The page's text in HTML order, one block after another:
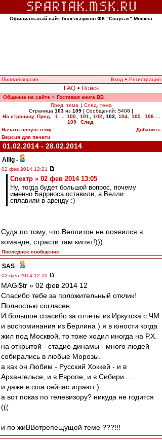
Официальный сайт болельщиков ФК "Спартак" Москва
Полная версия Вход • Регистрация
FAQ • Поиск
Общение на сайте » Гостевая книга ВВ
Пред. тема | След. тема
Страница 103 из 109 [ Сообщений: 5408 ]
На страницу Пред. 1 100 101 102 103, 104 105 106
109
След.
Начать новую тему
Добавить
Версия для печати
01.02.2014 - 28.02.2014
Allig -
02 фев 2014 12:21
Спектр » 02 фев 2014 13:05
Ну, тогда будет большой вопрос, почему
именно Барриоса оставили, а Велли
сплавили в аренду :)
Судя по тому, что Веллитон не появился в
команде, страсти там кипят!)))
Последнее сообщение
SAS -
02 фев 2014 12:20
MAGi$tr » 02 фев 2014 12
Спасибо тебе за положительный отклик!
Полностью согласен.
И большое спасибо за отчёты из Иркутска с ЧМ
и воспоминания из Берлина ) я в юности когда
жил под Москвой, то тоже ходил иногда на Р.Х.
на открытой - стадио динамы - много людей
собирались в любые Морозы.
а как он Любим - Русский Хоккей - и в
Архангельсе, и в Европе, и в Сибири.....
и даже в сша сейчас играют )
а вот показ по телевизору? никуда не годится
(((
и по жиВВотрепещущей теме ???!!!